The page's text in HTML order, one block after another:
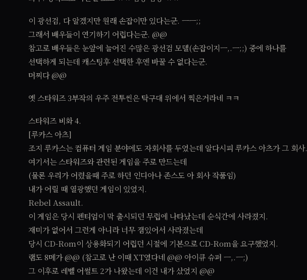
이 광선검, 다 알겠지만 원래 손잡이만 있다는군. ㅡㅡ;;
그래서 배우들이 연기하기 어렵다는군. @@
참고로 배우들은 눈앞에 늘어진 수많은 광선검 모델(손잡이지ㅡ,.ㅡ;;) 중에 하나를
선택하게 되는데 캐스팅후 선택한 후엔 바꿀 수 없다는군.
머찌다 @@
옛 스타워즈 3부작의 우주 전투씬은 탁구대 위에서 찍은거라네 ㅋㅋ
스타워즈 비화 4.
[루카스 아츠]
조지 루카스는 컴퓨터 게임 분야에도 자회사를 두었는데 알다시피 루카스 아츠가 그 회사.
여기서는 스타워즈와 관련된 게임을 주로 만드는데
(물론 우리가 어렸을때 주로 하던 인디아나 존스도 아 회사 작품임)
내가 어릴 때 열광했던 게임이 있었지.
Rebel Assault.
이 게임은 당시 펜티엄이 막 출시되던 무렵에 나타났는데 순식간에 사라졌지.
재미가 없어서 그런게 아니라 너무 잼있어서 사라졌는데
당시 CD-Rom이 상용화되기 어렵던 시절에 기본으로 CD-Rom을 요구했었지.
램도 8메가 @@ (참고로 난 이때 XT였다네 @@ 아이큐 슈퍼 ㅡ,.ㅡ;)
그 이후로 레벨 어썰트 2가 나왔는데 이건 내가 샀었지 @@